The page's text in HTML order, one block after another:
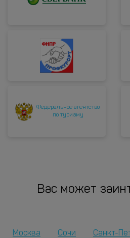
Федеральное агентство
по туризму
Вас может
Москва Сочи Санкт-